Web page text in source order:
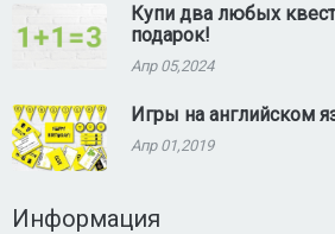
Купи два любых
подарок!
Апр 05,2024
Игры на английском
Апр 01,2019
Информация